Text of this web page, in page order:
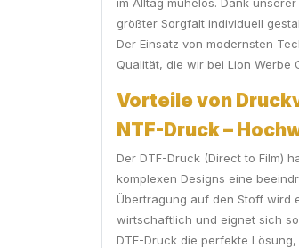
größter Sorgfalt individuell
Der Einsatz von modernsten
Qualität, die wir bei Lion Werbe
Vorteile von
NTF-Druck –
Der DTF-Druck (Direct to Film)
komplexen Designs eine
Übertragung auf den Stoff wird
wirtschaftlich und eignet sich
DTF-Druck die perfekte